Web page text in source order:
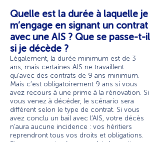
Quelle est la durée à laquelle je
m’engage en signant un contrat
avec une AIS ? Que se passe-t-il
si je décède ?
Légalement, la durée minimum est de 3
ans, mais certaines AIS ne travaillent
qu’avec des contrats de 9 ans minimum.
Mais c’est obligatoirement 9 ans si vous
avez recours à une prime à la rénovation. Si
vous venez à décéder, le scénario sera
différent selon le type de contrat. Si vous
avez conclu un bail avec l’AIS, votre décès
n’aura aucune incidence : vos héritiers
reprendront tous vos droits et obligations.